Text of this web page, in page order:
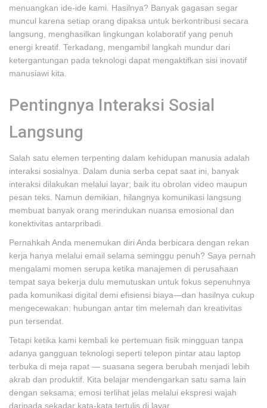
menuangkan ide-ide kami. Hasilnya? Banyak gagasan segar
muncul karena setiap orang dipaksa untuk berkontribusi secara
langsung, menghasilkan lingkungan kolaboratif yang penuh
energi kreatif. Terkadang, mengambil langkah mundur dari
ketergantungan pada teknologi dapat mengaktifkan sisi inovatif
manusiawi kita.
Pentingnya Interaksi Sosial
Langsung
Salah satu elemen terpenting dalam kehidupan manusia adalah
interaksi sosialnya. Dalam dunia serba cepat saat ini, banyak
interaksi dilakukan melalui layar; baik itu obrolan video maupun
pesan teks. Namun demikian, hilangnya komunikasi langsung
membuat banyak orang merindukan nuansa emosional dan
konektivitas antarpribadi.
Pernahkah Anda menemukan diri Anda berbicara dengan rekan
kerja hanya melalui email selama seminggu penuh? Saya pernah
mengalami momen serupa ketika manajemen di perusahaan
tempat saya bekerja dulu memutuskan untuk fokus sepenuhnya
pada komunikasi digital demi efisiensi biaya—dan hasilnya cukup
mengecewakan: hubungan antar tim melemah dan kreativitas
pun tersendat.
Tetapi ketika kami kembali ke pertemuan fisik mingguan tanpa
adanya gangguan teknologi seperti telepon pintar atau laptop
terbuka di meja rapat — suasana segera berubah menjadi lebih
akrab dan produktif. Kita belajar mendengarkan satu sama lain
dengan seksama; emosi terlihat jelas melalui ekspresi wajah
daripada sekadar kata-kata tertulis di layar.